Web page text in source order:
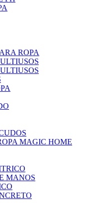
ROPA
MAGIC HOME
MANOS